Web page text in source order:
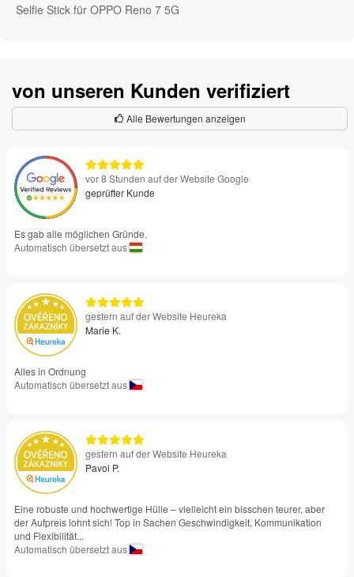
Selfie Stick für OPPO Reno 7 5G
von unseren Kunden verifiziert
Alle Bewertungen anzeigen
vor 8 Stunden auf der Website Google
geprüfter Kunde
Es gab alle möglichen Gründe.
Automatisch übersetzt aus
gestern auf der Website Heureka
Marie K.
Alles in Ordnung
Automatisch übersetzt aus
gestern auf der Website Heureka
Pavol P.
Eine robuste und hochwertige Hülle – vielleicht ein bisschen teurer, aber
der Aufpreis lohnt sich! Top in Sachen Geschwindigkeit, Kommunikation
und Flexibilität...
Automatisch übersetzt aus